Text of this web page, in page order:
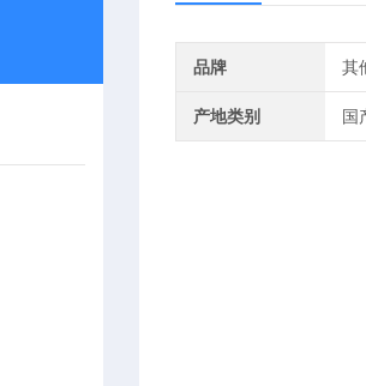
品牌 其
产地类别 国